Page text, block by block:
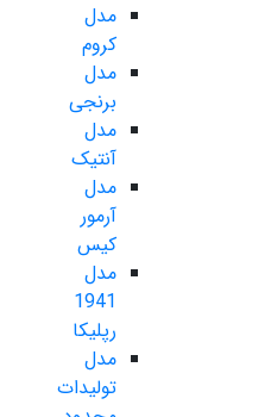
مدل
کروم
مدل
برنجی
مدل
آنتیک
مدل
آرمور
کیس
مدل
1941
رپلیکا
مدل
تولیدات